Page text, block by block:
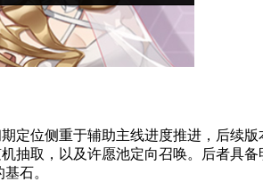
位侧重于辅助主线进度推进，后续
抽取，以及许愿池定向召唤。后者具
石。